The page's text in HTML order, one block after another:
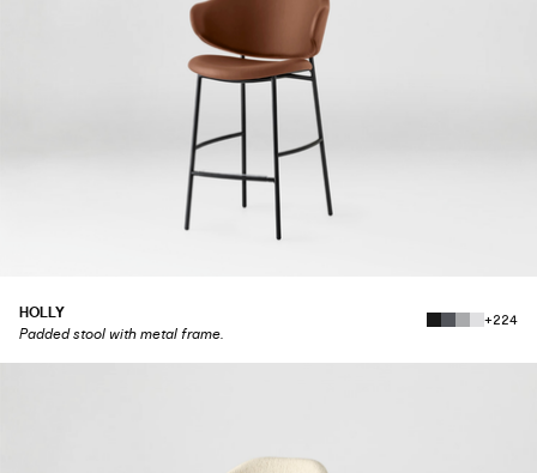
HOLLY
Padded stool with metal frame.
+224